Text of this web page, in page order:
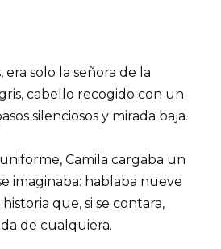
era solo la señora de la
cabello recogido con un
silenciosos y mirada baja.
Camila cargaba un
imaginaba: hablaba nueve
que, si se contara,
de cualquiera.